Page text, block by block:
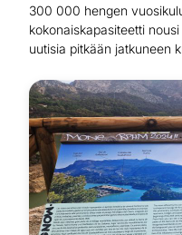
300 000 hengen
kokonaiskapasiteetti
uutisia pitkään jatkuneen